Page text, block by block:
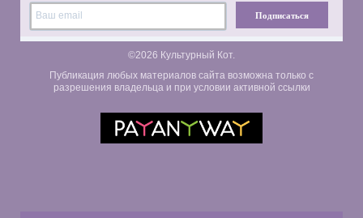
Подписаться
©2026 Культурный Кот.
Публикация любых материалов сайта возможна только с
разрешения владельца и при условии активной ссылки